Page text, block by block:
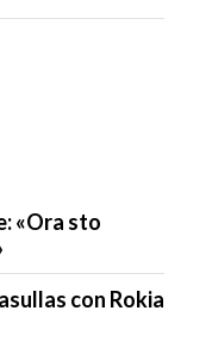
«Ora sto
con Rokia